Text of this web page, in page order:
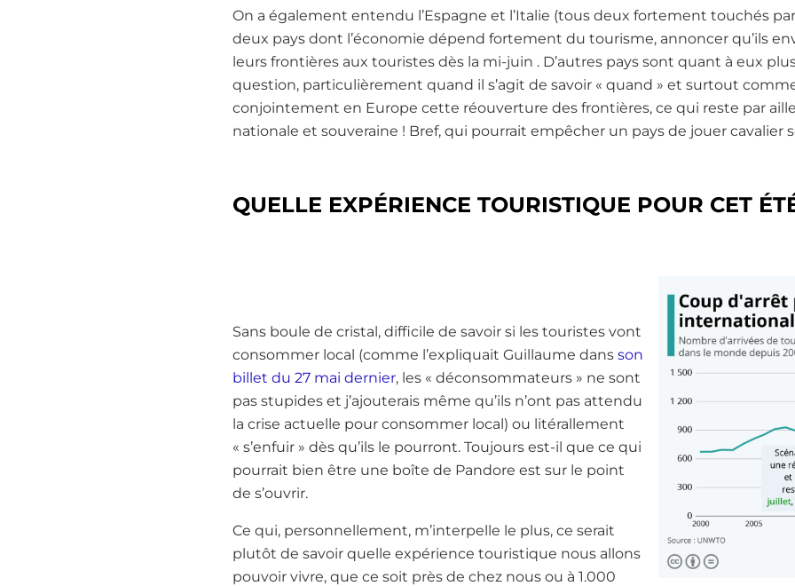
On a également entendu l’Espagne et l’Italie (tous deux fortement touchés par
deux pays dont l’économie dépend fortement du tourisme, annoncer qu’ils
leurs frontières aux touristes dès la mi-juin . D’autres pays sont quant à eux
question, particulièrement quand il s’agit de savoir « quand » et surtout
conjointement en Europe cette réouverture des frontières, ce qui reste par
nationale et souveraine ! Bref, qui pourrait empêcher un pays de jouer cavalier
QUELLE EXPÉRIENCE TOURISTIQUE POUR CET
Sans boule de cristal, difficile de savoir si les touristes vont
consommer local (comme l’expliquait Guillaume dans son
billet du 27 mai dernier, les « déconsommateurs » ne sont
pas stupides et j’ajouterais même qu’ils n’ont pas attendu
la crise actuelle pour consommer local) ou litérallement
« s’enfuir » dès qu’ils le pourront. Toujours est-il que ce qui
pourrait bien être une boîte de Pandore est sur le point
de s’ouvrir.
Ce qui, personnellement, m’interpelle le plus, ce serait
plutôt de savoir quelle expérience touristique nous allons
pouvoir vivre, que ce soit près de chez nous ou à 1.000